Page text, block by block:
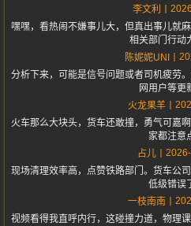
李文利
嘿嘿，看热闹不嫌事儿大，但真出事儿就
相关部门行动
陈妮妮UNI
分析下来，可能是信号问题或者司机疲劳
网用户等更
火龙果羊
火车那么大块头，货车还敢撞，勇气可嘉
家都注意
占儿
现场清理效率高，点赞铁路部门。货车公
低级错误
一枝南南
视频看得我直呼内行，这碰撞力道，物理